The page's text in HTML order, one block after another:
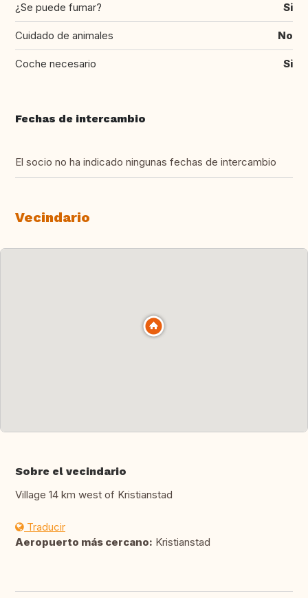
¿Se puede fumar? Si
Cuidado de animales No
Coche necesario Si
Fechas de intercambio
El socio no ha indicado ningunas fechas de intercambio
Vecindario
Sobre el vecindario
Village 14 km west of Kristianstad
Traducir
Aeropuerto más cercano: Kristianstad